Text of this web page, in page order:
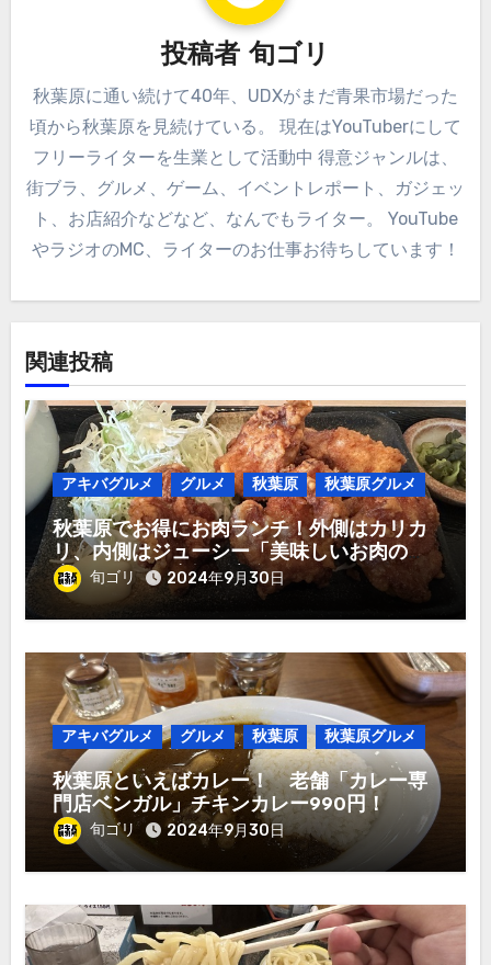
投稿者 旬ゴリ
秋葉原に通い続けて40年、UDXがまだ青果市場だった
頃から秋葉原を見続けている。 現在はYouTuberにして
フリーライターを生業として活動中 得意ジャンルは、
街ブラ、グルメ、ゲーム、イベントレポート、ガジェッ
ト、お店紹介などなど、なんでもライター。 YouTube
やラジオのMC、ライターのお仕事お待ちしています！
関連投稿
アキバグルメ グルメ 秋葉原 秋葉原グルメ
秋葉原でお得にお肉ランチ！外側はカリカ
リ、内側はジューシー「美味しいお肉のお
店 やまの」唐揚げ定食980円！
旬ゴリ 2024年9月30日
アキバグルメ グルメ 秋葉原 秋葉原グルメ
秋葉原といえばカレー！ 老舗「カレー専
門店ベンガル」チキンカレー990円！
旬ゴリ 2024年9月30日